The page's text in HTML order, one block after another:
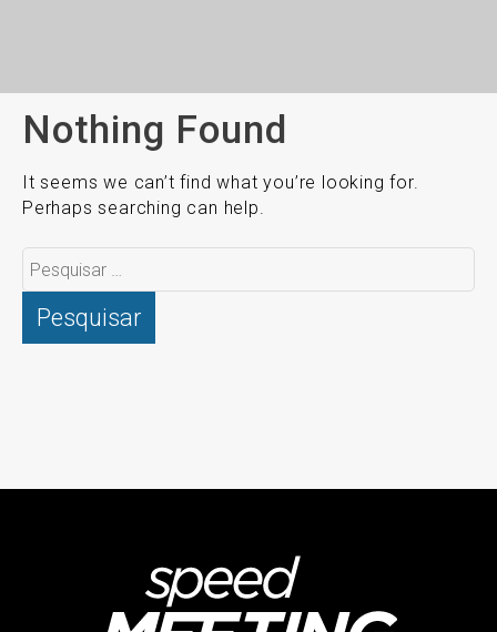
Nothing Found
It seems we can’t find what you’re looking for.
Perhaps searching can help.
Pesquisar
por: